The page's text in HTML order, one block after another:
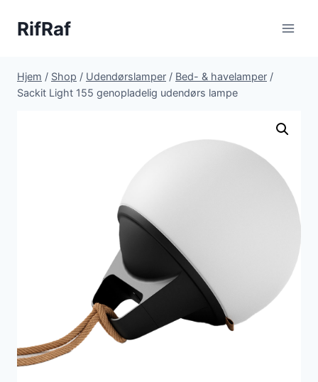
RifRaf
Hjem / Shop / Udendørslamper / Bed- & havelamper /
Sackit Light 155 genopladelig udendørs lampe